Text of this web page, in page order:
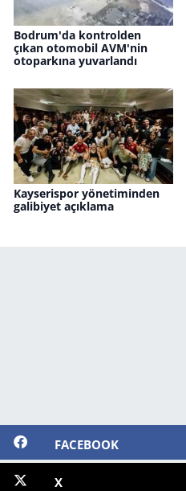
Bodrum'da kontrolden
çıkan otomobil AVM'nin
otoparkına yuvarlandı
Kayserispor yönetiminden
galibiyet açıklama
FACEBOOK
X